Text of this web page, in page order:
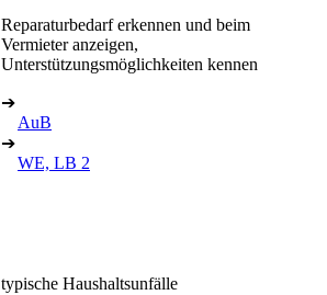
Reparaturbedarf erkennen und beim
Vermieter anzeigen,
Unterstützungsmöglichkeiten kennen
➔
AuB
➔
WE, LB 2
typische Haushaltsunfälle